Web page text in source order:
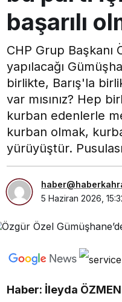
başarılı
CHP Grup
yapılacağı
birlikte, Barış'la
var mısınız? Hep
kurban edenlerle
kurban olmak,
yürüyüştür.
5 Haziran 2026,
Haber: İleyda